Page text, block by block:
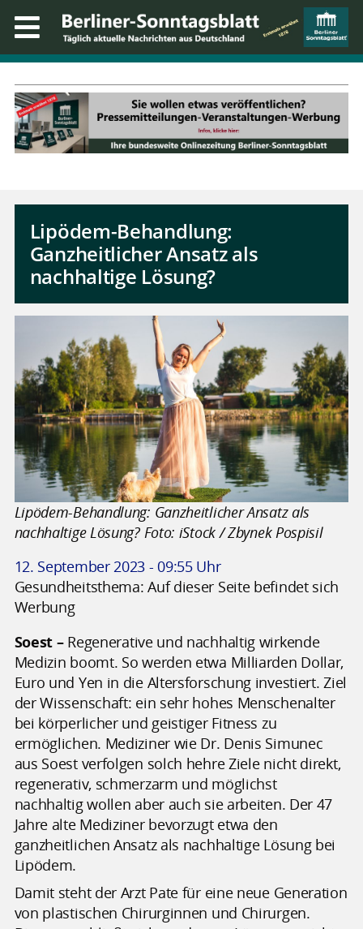
Lipödem-Behandlung:
Ganzheitlicher Ansatz als
nachhaltige Lösung?
Lipödem-Behandlung: Ganzheitlicher Ansatz als
nachhaltige Lösung? Foto: iStock / Zbynek Pospisil
12. September 2023 - 09:55 Uhr
Gesundheitsthema: Auf dieser Seite befindet sich
Werbung
Soest –Regenerative und nachhaltig wirkende
Medizin boomt. So werden etwa Milliarden Dollar,
Euro und Yen in die Altersforschung investiert. Ziel
der Wissenschaft: ein sehr hohes Menschenalter
bei körperlicher und geistiger Fitness zu
ermöglichen. Mediziner wie Dr. Denis Simunec
aus Soest verfolgen solch hehre Ziele nicht direkt,
regenerativ, schmerzarm und möglichst
nachhaltig wollen aber auch sie arbeiten. Der 47
Jahre alte Mediziner bevorzugt etwa den
ganzheitlichen Ansatz als nachhaltige Lösung bei
Lipödem.
Damit steht der Arzt Pate für eine neue Generation
von plastischen Chirurginnen und Chirurgen.